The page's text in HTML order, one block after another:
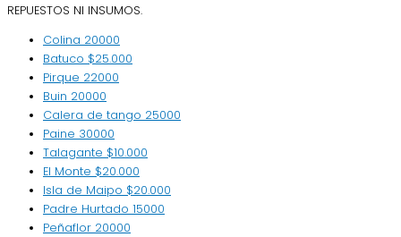
REPUESTOS NI INSUMOS.
Colina 20000
Batuco $25.000
Pirque 22000
Buin 20000
Calera de tango 25000
Paine 30000
Talagante $10.000
El Monte $20.000
Isla de Maipo $20.000
Padre Hurtado 15000
Peñaflor 20000